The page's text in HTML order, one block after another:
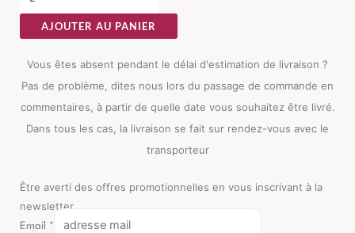
Métal
Ixia
AJOUTER AU PANIER
Vous êtes absent pendant le délai d'estimation de livraison ?
Pas de problème, dites nous lors du passage de commande en
commentaires, à partir de quelle date vous souhaitez être livré.
Dans tous les cas, la livraison se fait sur rendez-vous avec le
transporteur
Être averti des offres promotionnelles en vous inscrivant à la
newsletter
Email *